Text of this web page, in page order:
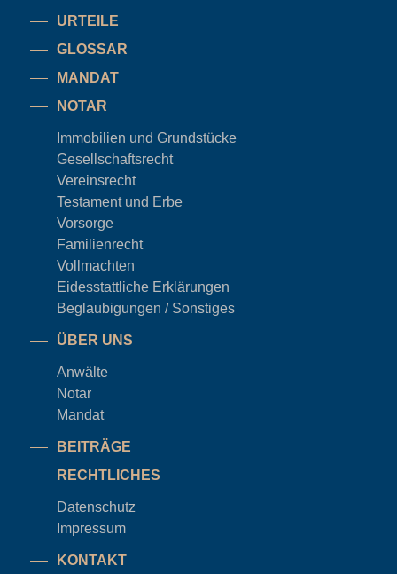
URTEILE
GLOSSAR
MANDAT
NOTAR
Immobilien und Grundstücke
Gesellschaftsrecht
Vereinsrecht
Testament und Erbe
Vorsorge
Familienrecht
Vollmachten
Eidesstattliche Erklärungen
Beglaubigungen / Sonstiges
ÜBER UNS
Anwälte
Notar
Mandat
BEITRÄGE
RECHTLICHES
Datenschutz
Impressum
KONTAKT